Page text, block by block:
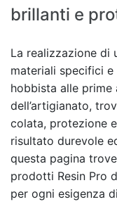
brillanti e
La realizzazione di
materiali specifici
hobbista alle prime
dell’artigianato,
colata, protezione
risultato durevole
questa pagina
prodotti Resin Pro
per ogni esigenza